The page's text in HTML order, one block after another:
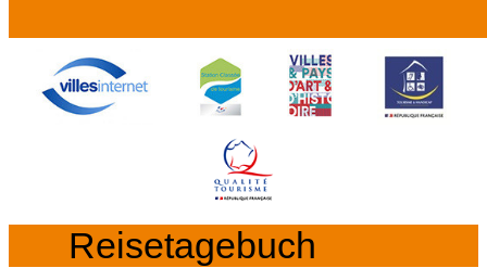
Reisetagebuch